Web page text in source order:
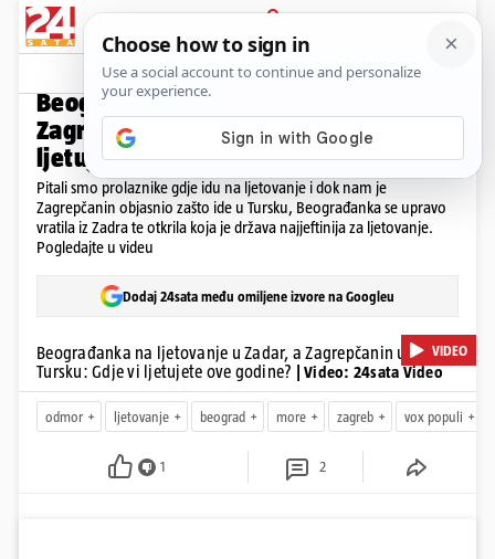
PRIJAVA
Video Komentari
VOX POPULI
Beograđanka na ljetovanje u Zadar, a
Zagrepčanin u Tursku: Gdje vi
ljetujete ove godine?
Pitali smo prolaznike gdje idu na ljetovanje i dok nam je
Zagrepčanin objasnio zašto ide u Tursku, Beograđanka se upravo
vratila iz Zadra te otkrila koja je država najjeftinija za ljetovanje.
Pogledajte u videu
Dodaj 24sata među omiljene izvore na Googleu
VIDEO
Beograđanka na ljetovanje u Zadar, a Zagrepčanin u
Tursku: Gdje vi ljetujete ove godine?
| Video: 24sata Video
odmor ljetovanje beograd more zagreb vox populi
1 2